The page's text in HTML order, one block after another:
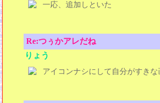
一応、追加しといた
Re:つぅかアレだね
りょう
アイコンナシにして自分がすき